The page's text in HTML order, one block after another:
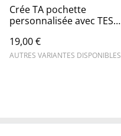
Crée TA pochette
personnalisée avec TES
19,00 €
AUTRES VARIANTES DISPONIBLES